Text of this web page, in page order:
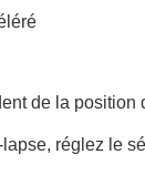
l’affichage)
arrière (L/
de la position
lapse, réglez le